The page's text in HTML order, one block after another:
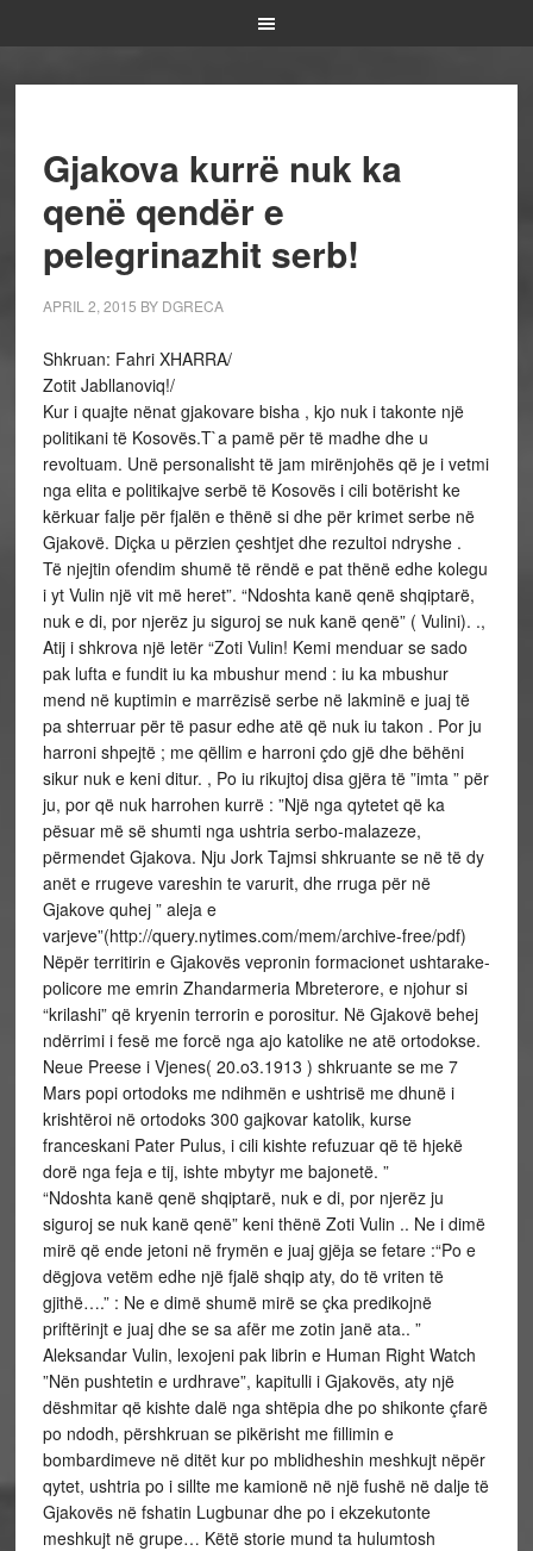
Gjakova kurrë nuk ka
qenë qendër e
pelegrinazhit serb!
APRIL 2, 2015 BY DGRECA
Shkruan: Fahri XHARRA/
Zotit Jabllanoviq!/
Kur i quajte nënat gjakovare bisha , kjo nuk i takonte një
politikani të Kosovës.T`a pamë për të madhe dhe u
revoltuam. Unë personalisht të jam mirënjohës që je i vetmi
nga elita e politikajve serbë të Kosovës i cili botërisht ke
kërkuar falje për fjalën e thënë si dhe për krimet serbe në
Gjakovë. Diçka u përzien çeshtjet dhe rezultoi ndryshe .
Të njejtin ofendim shumë të rëndë e pat thënë edhe kolegu
i yt Vulin një vit më heret”. “Ndoshta kanë qenë shqiptarë,
nuk e di, por njerëz ju siguroj se nuk kanë qenë” ( Vulini). .,
Atij i shkrova një letër “Zoti Vulin! Kemi menduar se sado
pak lufta e fundit iu ka mbushur mend : iu ka mbushur
mend në kuptimin e marrëzisë serbe në lakminë e juaj të
pa shterruar për të pasur edhe atë që nuk iu takon . Por ju
harroni shpejtë ; me qëllim e harroni çdo gjë dhe bëhëni
sikur nuk e keni ditur. , Po iu rikujtoj disa gjëra të ”imta ” për
ju, por që nuk harrohen kurrë : ”Një nga qytetet që ka
pësuar më së shumti nga ushtria serbo-malazeze,
përmendet Gjakova. Nju Jork Tajmsi shkruante se në të dy
anët e rrugeve vareshin te varurit, dhe rruga për në
Gjakove quhej ” aleja e
varjeve”(http://query.nytimes.com/mem/archive-free/pdf)
Nëpër territirin e Gjakovës vepronin formacionet ushtarake-
policore me emrin Zhandarmeria Mbreterore, e njohur si
“krilashi” që kryenin terrorin e porositur. Në Gjakovë behej
ndërrimi i fesë me forcë nga ajo katolike ne atë ortodokse.
Neue Preese i Vjenes( 20.o3.1913 ) shkruante se me 7
Mars popi ortodoks me ndihmën e ushtrisë me dhunë i
krishtëroi në ortodoks 300 gajkovar katolik, kurse
franceskani Pater Pulus, i cili kishte refuzuar që të hjekë
dorë nga feja e tij, ishte mbytyr me bajonetë. ”
“Ndoshta kanë qenë shqiptarë, nuk e di, por njerëz ju
siguroj se nuk kanë qenë” keni thënë Zoti Vulin .. Ne i dimë
mirë që ende jetoni në frymën e juaj gjëja se fetare :“Po e
dëgjova vetëm edhe një fjalë shqip aty, do të vriten të
gjithë….” : Ne e dimë shumë mirë se çka predikojnë
priftërinjt e juaj dhe se sa afër me zotin janë ata.. ”
Aleksandar Vulin, lexojeni pak librin e Human Right Watch
”Nën pushtetin e urdhrave”, kapitulli i Gjakovës, aty një
dëshmitar që kishte dalë nga shtëpia dhe po shikonte çfarë
po ndodh, përshkruan se pikërisht me fillimin e
bombardimeve në ditët kur po mblidheshin meshkujt nëpër
qytet, ushtria po i sillte me kamionë në një fushë në dalje të
Gjakovës në fshatin Lugbunar dhe po i ekzekutonte
meshkujt në grupe… Këtë storie mund ta hulumtosh